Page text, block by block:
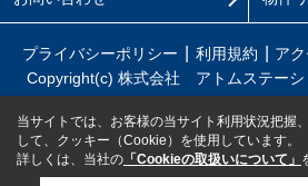
プライバシーポリシー 利用規約 ア
Copyright(c) 株式会社 アトムステーシ
当サイトでは、お客様の当サイト利用状況把握
して、クッキー（Cookie）を使用しています。
詳しくは、当社の 「Cookieの取扱いについて」